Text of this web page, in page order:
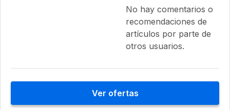
No hay comentarios o
recomendaciones de
artículos por parte de
otros usuarios.
Ver ofertas